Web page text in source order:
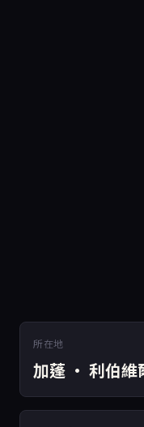
所在地
加蓬 · 利伯維